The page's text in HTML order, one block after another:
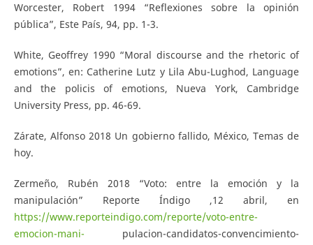
Worcester, Robert 1994 “Reflexiones sobre la opinión
pública”, Este País, 94, pp. 1-3.
White, Geoffrey 1990 “Moral discourse and the rhetoric of
emotions”, en: Catherine Lutz y Lila Abu-Lughod, Language
and the policis of emotions, Nueva York, Cambridge
University Press, pp. 46-69.
Zárate, Alfonso 2018 Un gobierno fallido, México, Temas de
hoy.
Zermeño, Rubén 2018 “Voto: entre la emoción y la
manipulación” Reporte Índigo ,12 abril, en
https://www.reporteindigo.com/reporte/voto-entre-
emocion-mani- pulacion-candidatos-convencimiento-